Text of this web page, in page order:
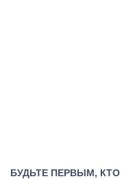
БУДЬТЕ ПЕРВЫМ,